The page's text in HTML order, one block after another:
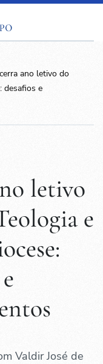
ano letivo do
desafios e
letivo
e
Valdir José de